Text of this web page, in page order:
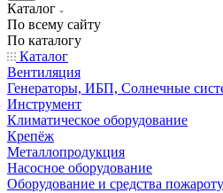
Каталог
По всему сайту
По каталогу
Каталог
Вентиляция
Генераторы, ИБП, Солнечные
Инструмент
Климатическое оборудование
Крепёж
Металлопродукция
Насосное оборудование
Оборудование и средства